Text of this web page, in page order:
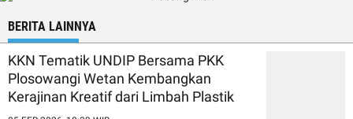
BERITA LAINNYA
KKN Tematik UNDIP Bersama PKK
Plosowangi Wetan Kembangkan
Kerajinan Kreatif dari Limbah Plastik